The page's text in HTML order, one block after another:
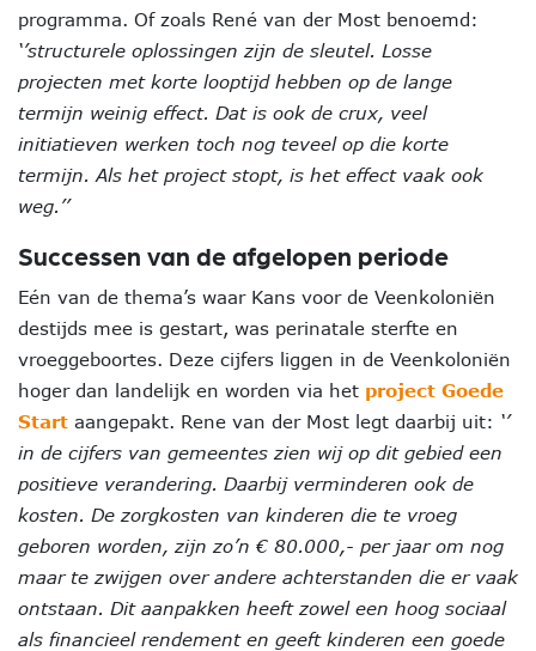
programma. Of zoals René van der Most benoemd:
‘’structurele oplossingen zijn de sleutel. Losse
projecten met korte looptijd hebben op de lange
termijn weinig effect. Dat is ook de crux, veel
initiatieven werken toch nog teveel op die korte
termijn. Als het project stopt, is het effect vaak ook
weg.’’
Successen van de afgelopen periode
Eén van de thema’s waar Kans voor de Veenkoloniën
destijds mee is gestart, was perinatale sterfte en
vroeggeboortes. Deze cijfers liggen in de Veenkoloniën
hoger dan landelijk en worden via het project Goede
Start aangepakt. Rene van der Most legt daarbij uit: ‘’
in de cijfers van gemeentes zien wij op dit gebied een
positieve verandering. Daarbij verminderen ook de
kosten. De zorgkosten van kinderen die te vroeg
geboren worden, zijn zo’n € 80.000,- per jaar om nog
maar te zwijgen over andere achterstanden die er vaak
ontstaan. Dit aanpakken heeft zowel een hoog sociaal
als financieel rendement en geeft kinderen een goede